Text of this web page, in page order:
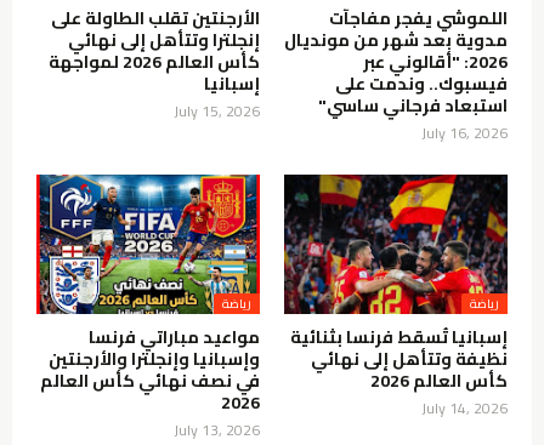
اللموشي يفجر مفاجآت
مدوية بعد شهر من مونديال
2026: "أقالوني عبر
فيسبوك.. وندمت على
استبعاد فرجاني ساسي"
July 16, 2026
الأرجنتين تقلب الطاولة على
إنجلترا وتتأهل إلى نهائي
كأس العالم 2026 لمواجهة
إسبانيا
July 15, 2026
رياضة
إسبانيا تُسقط فرنسا بثنائية
نظيفة وتتأهل إلى نهائي
كأس العالم 2026
July 14, 2026
رياضة
مواعيد مباراتي فرنسا
وإسبانيا وإنجلترا والأرجنتين
في نصف نهائي كأس العالم
2026
July 13, 2026